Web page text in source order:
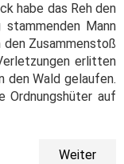
habe das Reh den
Mann
den Zusammenstoß
erlitten
den Wald gelaufen.
Ordnungshüter auf
Weiter